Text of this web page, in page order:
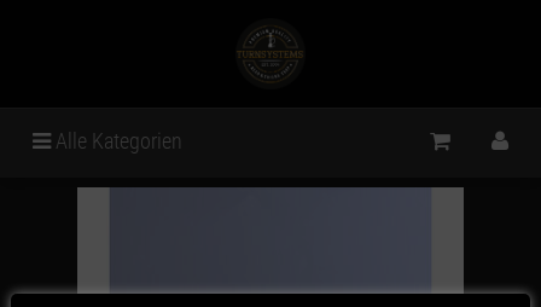
Alle Kategorien